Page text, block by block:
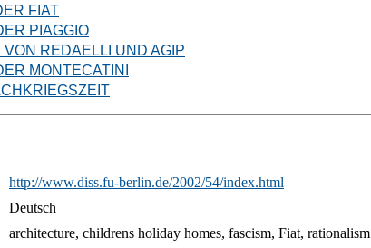
FIAT
PIAGGIO
REDAELLI UND AGIP
MONTECATINI
http://www.diss.fu-berlin.de/2002/54/index.html
Deutsch
architecture, childrens holiday homes, fascism, Fiat, rationalism